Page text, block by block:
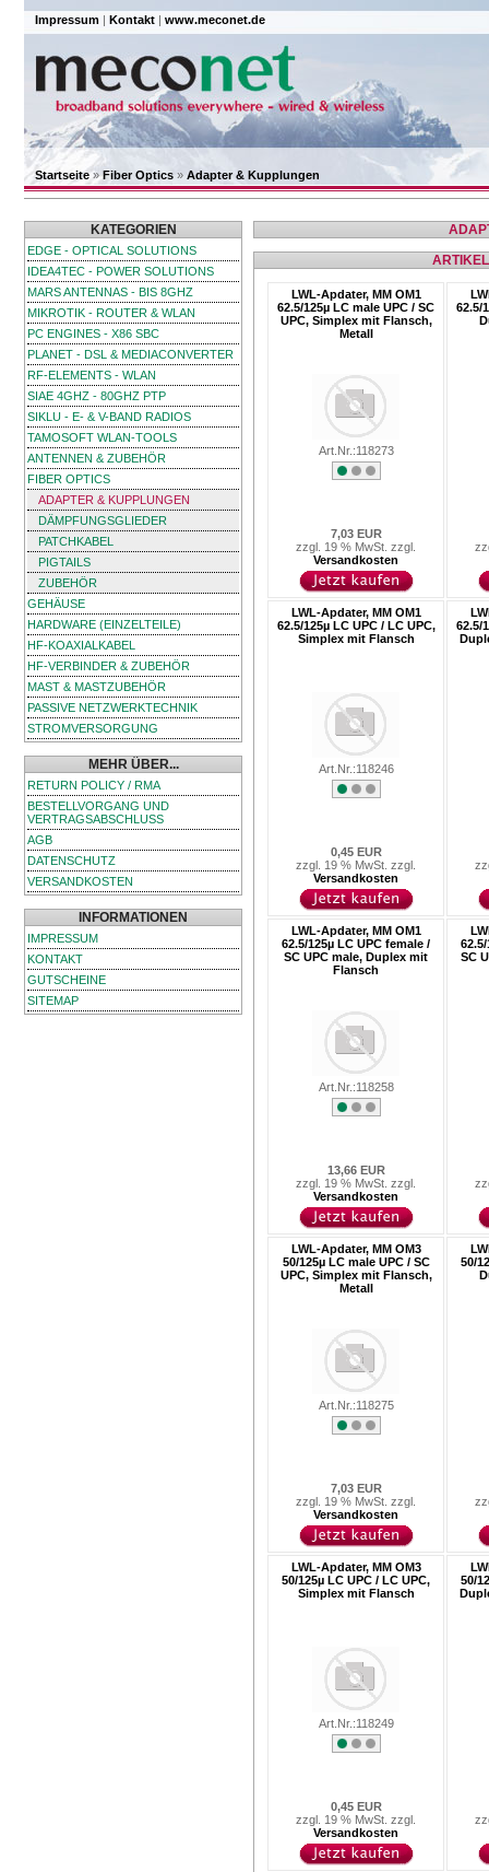
Impressum | Kontakt | www.meconet.de
Startseite»Fiber Optics » Adapter & Kupplungen
KATEGORIEN
EDGE - OPTICAL SOLUTIONS
IDEA4TEC - POWER SOLUTIONS
MARS ANTENNAS - BIS 8GHZ
MIKROTIK - ROUTER & WLAN
PC ENGINES - X86 SBC
PLANET - DSL & MEDIACONVERTER
RF-ELEMENTS - WLAN
SIAE 4GHZ - 80GHZ PTP
SIKLU - E- & V-BAND RADIOS
TAMOSOFT WLAN-TOOLS
ANTENNEN & ZUBEHÖR
FIBER OPTICS
ADAPTER & KUPPLUNGEN
DÄMPFUNGSGLIEDER
PATCHKABEL
PIGTAILS
ZUBEHÖR
GEHÄUSE
HARDWARE (EINZELTEILE)
HF-KOAXIALKABEL
HF-VERBINDER & ZUBEHÖR
MAST & MASTZUBEHÖR
PASSIVE NETZWERKTECHNIK
STROMVERSORGUNG
MEHR ÜBER...
RETURN POLICY / RMA
BESTELLVORGANG UND
VERTRAGSABSCHLUSS
AGB
DATENSCHUTZ
VERSANDKOSTEN
INFORMATIONEN
IMPRESSUM
KONTAKT
GUTSCHEINE
SITEMAP
LWL-Apdater, MM OM1
62.5/125µ LC male UPC / SC
UPC, Simplex mit Flansch,
Metall
Art.Nr.:118273
7,03 EUR
zzgl. 19 % MwSt. zzgl.
Versandkosten
62.5/
LWL-Apdater, MM OM1
62.5/125µ LC UPC / LC UPC,
Simplex mit Flansch
Art.Nr.:118246
0,45 EUR
zzgl. 19 % MwSt. zzgl.
Versandkosten
62.5/
LWL-Apdater, MM OM1
62.5/125µ LC UPC female /
SC UPC male, Duplex mit
Flansch
Art.Nr.:118258
13,66 EUR
zzgl. 19 % MwSt. zzgl.
Versandkosten
SC
LWL-Apdater, MM OM3
50/125µ LC male UPC / SC
UPC, Simplex mit Flansch,
Metall
Art.Nr.:118275
7,03 EUR
zzgl. 19 % MwSt. zzgl.
Versandkosten
50/
LWL-Apdater, MM OM3
50/125µ LC UPC / LC UPC,
Simplex mit Flansch
Art.Nr.:118249
0,45 EUR
zzgl. 19 % MwSt. zzgl.
Versandkosten
50/